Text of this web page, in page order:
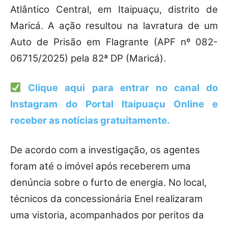
Atlântico Central, em Itaipuaçu, distrito de
Maricá. A ação resultou na lavratura de um
Auto de Prisão em Flagrante (APF nº 082-
06715/2025) pela 82ª DP (Maricá).
Clique aqui para entrar no canal do
Instagram do Portal Itaipuaçu Online e
receber as notícias gratuitamente.
De acordo com a investigação, os agentes
foram até o imóvel após receberem uma
denúncia sobre o furto de energia. No local,
técnicos da concessionária Enel realizaram
uma vistoria, acompanhados por peritos da